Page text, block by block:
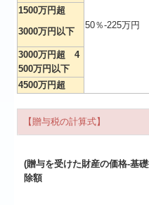
50％-225万円
1500万円超
3000万円以下
3000万円超 4
500万円以下
4500万円超
【贈与税の計算式】
(贈与を受けた財産の価格-基
除額